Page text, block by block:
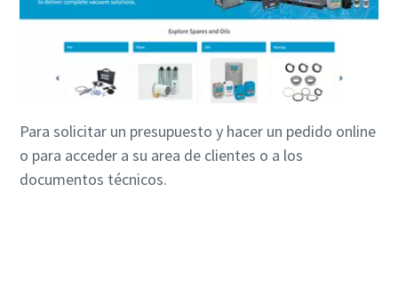
Para solicitar un presupuesto y hacer un pedido online
o para acceder a su area de clientes o a los
documentos técnicos.